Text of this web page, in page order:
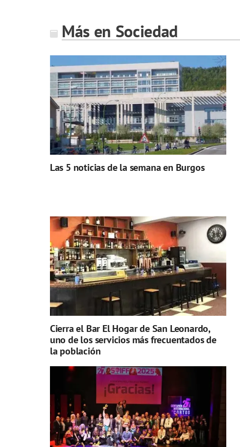
Más en Sociedad
Las 5 noticias de la semana en Burgos
Cierra el Bar El Hogar de San Leonardo,
uno de los servicios más frecuentados de
la población